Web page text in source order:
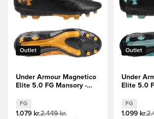
Outlet
Under Armour Magnetico
Elite 5.0 FG Mansory -
EDITION
FG
1.079 kr.2.449 kr.
Outlet
Under
Elite 5.0
EDITION
FG
1.099 kr.